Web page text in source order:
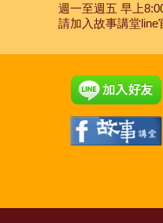
週一至週五 早上
請加入故事講堂line